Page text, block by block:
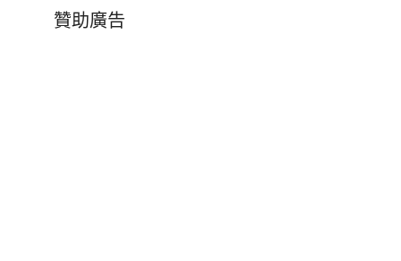
贊助廣告